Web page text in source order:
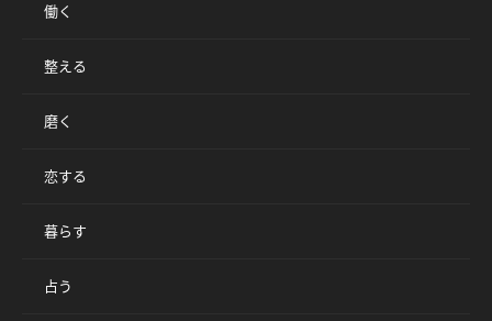
働く
整える
磨く
恋する
暮らす
占う